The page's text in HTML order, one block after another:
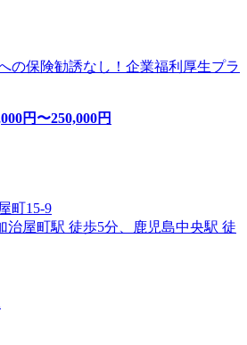
の保険勧誘なし！企業福利厚生プラ
円〜250,000円
町15-9
治屋町駅 徒歩5分、鹿児島中央駅 徒